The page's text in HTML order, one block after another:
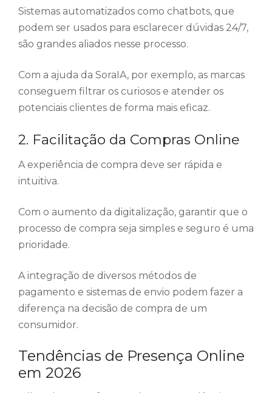
Sistemas automatizados como chatbots, que
podem ser usados para esclarecer dúvidas 24/7,
são grandes aliados nesse processo.
Com a ajuda da SoraIA, por exemplo, as marcas
conseguem filtrar os curiosos e atender os
potenciais clientes de forma mais eficaz.
2. Facilitação da Compras Online
A experiência de compra deve ser rápida e
intuitiva.
Com o aumento da digitalização, garantir que o
processo de compra seja simples e seguro é uma
prioridade.
A integração de diversos métodos de
pagamento e sistemas de envio podem fazer a
diferença na decisão de compra de um
consumidor.
Tendências de Presença Online
em 2026